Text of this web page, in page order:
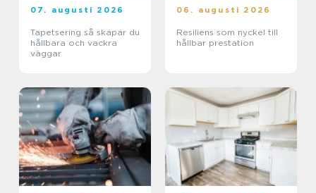
07. augusti 2026
Tapetsering så skapar du
hållbara och vackra
väggar
06. augusti 2026
Resiliens som nyckel till
hållbar prestation